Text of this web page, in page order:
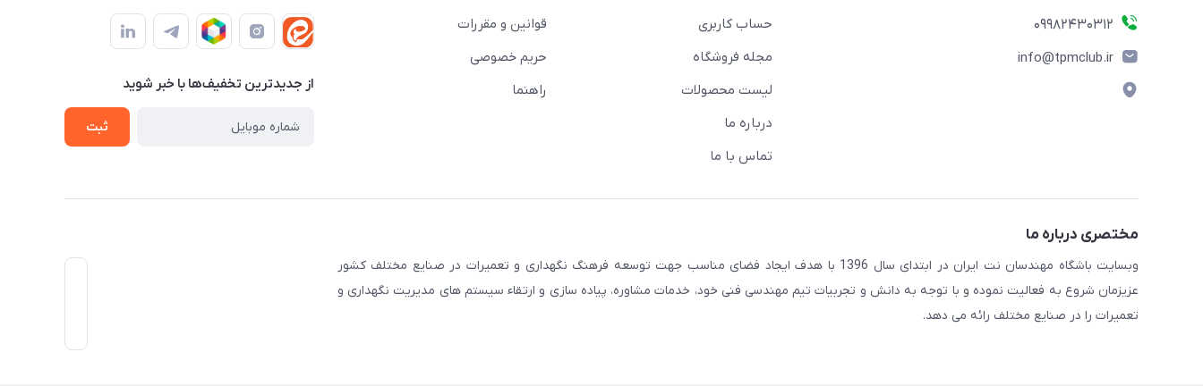
09982430312
info@tpmclub.ir
حساب کاربری
مجله فروشگاه
لیست محصولات
درباره ما
تماس با ما
قوانین و مقررات
حریم خصوصی
راهنما
از جدید‌ترین تخفیف‌ها با‌ خبر شوید
ثبت
مختصری درباره ما
وبسایت باشگاه مهندسان نت ایران در ابتدای سال 1396 با هدف ایجاد فضای مناسب جهت توسعه فرهنگ نگهداری و تعمیرات در صنایع مختلف کشور
عزیزمان شروع به فعالیت نموده و با توجه به دانش و تجربیات تیم مهندسی فنی خود، خدمات مشاوره، پیاده سازی و ارتقاء سیستم های مدیریت نگهداری و
تعمیرات را در صنایع مختلف رائه می دهد.